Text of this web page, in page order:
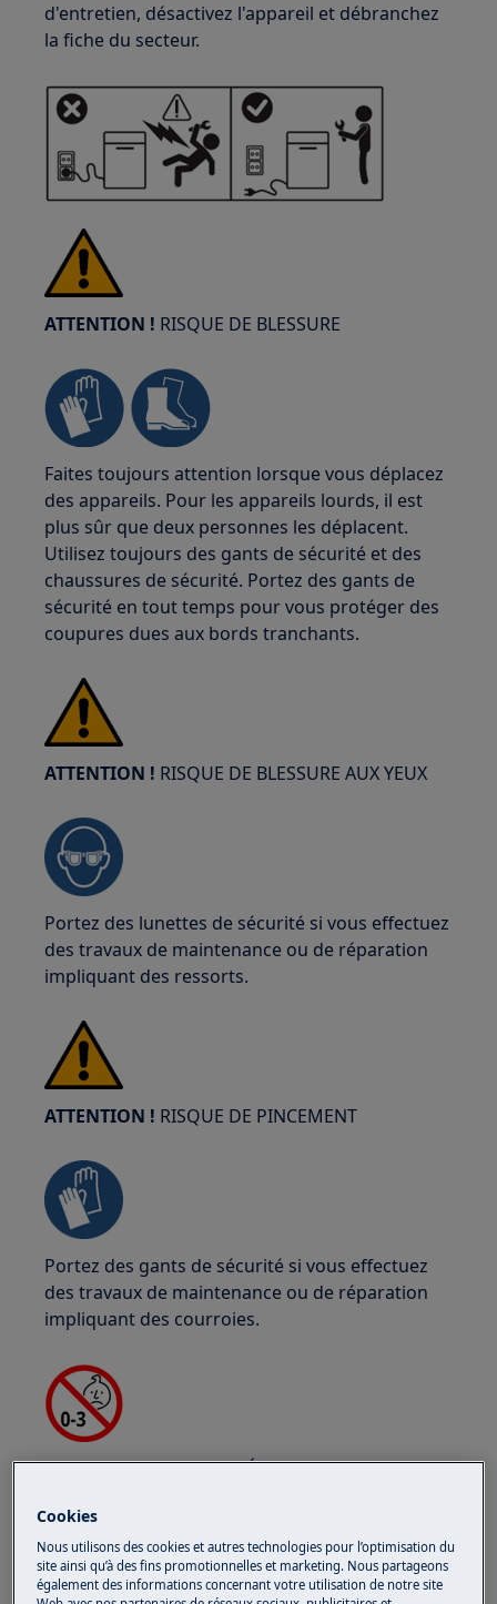
d'entretien, désactivez l'appareil et débranchez
la fiche du secteur.
ATTENTION ! RISQUE DE BLESSURE
Faites toujours attention lorsque vous déplacez
des appareils. Pour les appareils lourds, il est
plus sûr que deux personnes les déplacent.
Utilisez toujours des gants de sécurité et des
chaussures de sécurité. Portez des gants de
sécurité en tout temps pour vous protéger des
coupures dues aux bords tranchants.
ATTENTION ! RISQUE DE BLESSURE AUX YEUX
Portez des lunettes de sécurité si vous effectuez
des travaux de maintenance ou de réparation
impliquant des ressorts.
ATTENTION ! RISQUE DE PINCEMENT
Portez des gants de sécurité si vous effectuez
des travaux de maintenance ou de réparation
impliquant des courroies.
ATTENTION !RISQUE D'ÉTOUFFEMENT
Petites pièces non destinées aux enfants de
moins de 3 ans. Gardez toutes les petites pièces
et l'emballage hors de portée des enfants.
Cookies
Nous utilisons des cookies et autres technologies pour l’optimisation du
site ainsi qu’à des fins promotionnelles et marketing. Nous partageons
également des informations concernant votre utilisation de notre site